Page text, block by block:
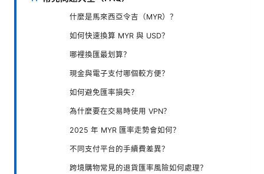
什麼是馬來西亞令吉（MYR）？
如何快速換算 MYR 與 USD？
哪裡換匯最划算？
現金與電子支付哪個較方便？
如何避免匯率損失？
為什麼要在交易時使用 VPN？
2025 年 MYR 匯率走勢會如何？
不同支付平台的手續費差異？
跨境購物常見的退貨匯率風險如何處理？